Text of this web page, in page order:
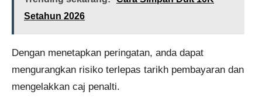
Setahun​ 2026
Dengan menetapkan peringatan, anda dapat
mengurangkan risiko terlepas tarikh pembayaran dan
mengelakkan caj penalti.